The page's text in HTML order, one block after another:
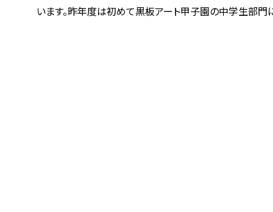
います。昨年度は初めて黒板アート甲子園の中学生部門